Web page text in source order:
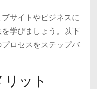
サイトやビジネスに
学びましょう。以下
ロセスをステップバ
ット